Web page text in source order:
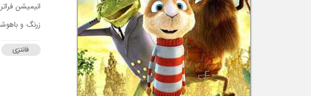
انیمیشن
زرنگ و
فانتزی